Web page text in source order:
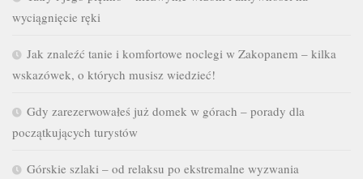
wyciągnięcie ręki
Jak znaleźć tanie i komfortowe noclegi w Zakopanem – kilka
wskazówek, o których musisz wiedzieć!
Gdy zarezerwowałeś już domek w górach – porady dla
początkujących turystów
Górskie szlaki – od relaksu po ekstremalne wyzwania